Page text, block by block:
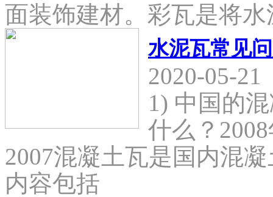
面装饰建材。彩瓦是将
水泥瓦常见
2020-05-21
1) 中国的
什么？
2007混凝土瓦是国内混
内容包括